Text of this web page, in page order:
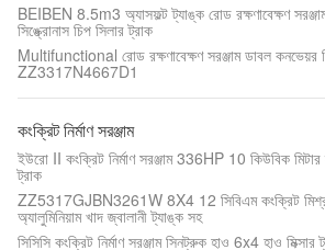
BEIBEN 8.5m3 অ্যাসফল্ট ট্যাঙ্ক রোড রক্ষণাবেক্ষণ
সিঙ্ক্রোনাস চিপ সিলার ট্রাক
Multifunctional রোড রক্ষণাবেক্ষণ সরঞ্জাম ডাবল কনভেয়র
ZZ3317N4667D1
কংক্রিট নির্মাণ সরঞ্জাম
ইউরো II কংক্রিট নির্মাণ সরঞ্জাম 336HP 10 কিউবিক মিটার
ট্রাক
ZZ5317GJBN3261W 8X4 12 সিবিএম কংক্রিট
অ্যালুমিনিয়াম খাদ জ্বালানী ট্যাঙ্ক সহ
সিসিসি কংক্রিট নির্মাণ সরঞ্জাম সিনট্রুক হাও 6x4 হাও